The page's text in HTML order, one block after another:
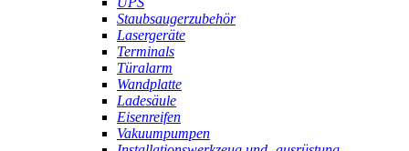
Staubsaugerzubehör
Lasergeräte
Terminals
Türalarm
Wandplatte
Ladesäule
Eisenreifen
Vakuumpumpen